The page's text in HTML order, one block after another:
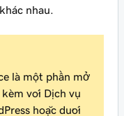
nhau.
là một phần mở
với Dịch vụ
hoặc dưới